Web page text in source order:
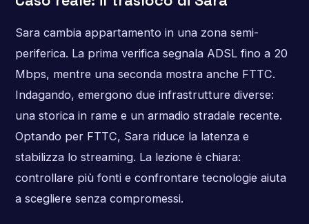
Sara cambia appartamento in una zona semi-
periferica. La prima verifica segnala ADSL fino a 20
Mbps, mentre una seconda mostra anche FTTC.
Indagando, emergono due infrastrutture diverse:
una storica in rame e un armadio stradale recente.
Optando per FTTC, Sara riduce la latenza e
stabilizza lo streaming. La lezione è chiara:
controllare più fonti e confrontare tecnologie aiuta
a scegliere senza compromessi.